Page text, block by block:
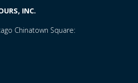
INC.
Chinatown Square: